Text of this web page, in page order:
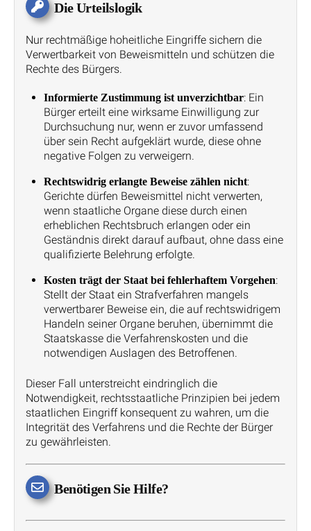
Die Urteilslogik
Nur rechtmäßige hoheitliche Eingriffe sichern die
Verwertbarkeit von Beweismitteln und schützen die
Rechte des Bürgers.
Informierte Zustimmung ist unverzichtbar: Ein
Bürger erteilt eine wirksame Einwilligung zur
Durchsuchung nur, wenn er zuvor umfassend
über sein Recht aufgeklärt wurde, diese ohne
negative Folgen zu verweigern.
Rechtswidrig erlangte Beweise zählen nicht:
Gerichte dürfen Beweismittel nicht verwerten,
wenn staatliche Organe diese durch einen
erheblichen Rechtsbruch erlangen oder ein
Geständnis direkt darauf aufbaut, ohne dass eine
qualifizierte Belehrung erfolgte.
Kosten trägt der Staat bei fehlerhaftem Vorgehen:
Stellt der Staat ein Strafverfahren mangels
verwertbarer Beweise ein, die auf rechtswidrigem
Handeln seiner Organe beruhen, übernimmt die
Staatskasse die Verfahrenskosten und die
notwendigen Auslagen des Betroffenen.
Dieser Fall unterstreicht eindringlich die
Notwendigkeit, rechtsstaatliche Prinzipien bei jedem
staatlichen Eingriff konsequent zu wahren, um die
Integrität des Verfahrens und die Rechte der Bürger
zu gewährleisten.
Benötigen Sie Hilfe?